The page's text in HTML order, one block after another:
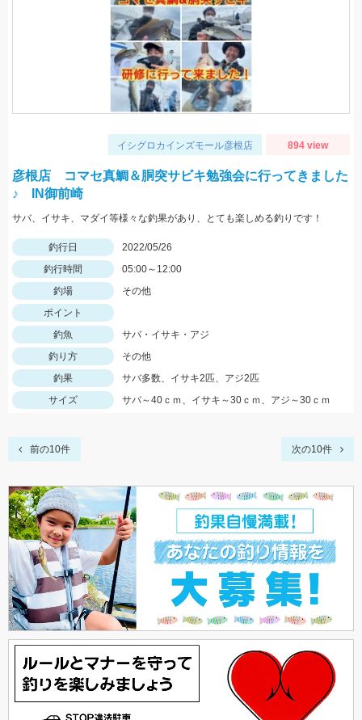
イシグロカインズモール彦根店 894 view
彦根店 コマセ真鯛＆胴突サビキ勉強会に行ってきました
♪ IN御前崎
サバ、イサキ、マダイ等様々な釣果があり、とても楽しめる釣りです！
釣行日
2022/05/26
釣行時間
05:00～12:00
釣場
その他
ポイント
釣魚
サバ・イサキ・アジ
釣り方
その他
釣果
サバ多数、イサキ2匹、アジ2匹
サイズ
サバ～40ｃｍ、イサキ～30ｃｍ、アジ～30ｃｍ
前の10件 次の10件